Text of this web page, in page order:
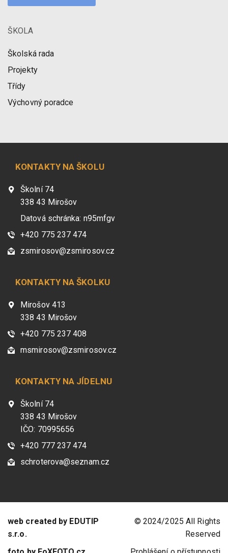
ŠKOLA
Školská rada
Projekty
Třídy
Výchovný poradce
KONTAKTY NA ŠKOLU
Školní 74
338 43 Mirošov
Datová schránka: n95mfgv
+420 775 237 474
zsmirosov@zsmirosov.cz
KONTAKTY NA ŠKOLKU
Mirošov 413
338 43 Mirošov
+420 775 237 408
msmirosov@zsmirosov.cz
KONTAKTY NA JÍDELNU
Školní 74
338 43 Mirošov
IČO: 70995656
+420 777 237 474
schroterova@seznam.cz
web created by EDUTIP
s.r.o.
© 2024/2025 All Rights
Reserved